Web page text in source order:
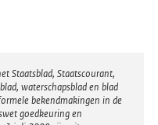
Staatsblad, Staatscourant,
waterschapsblad en blad
bekendmakingen in de
goedkeuring en